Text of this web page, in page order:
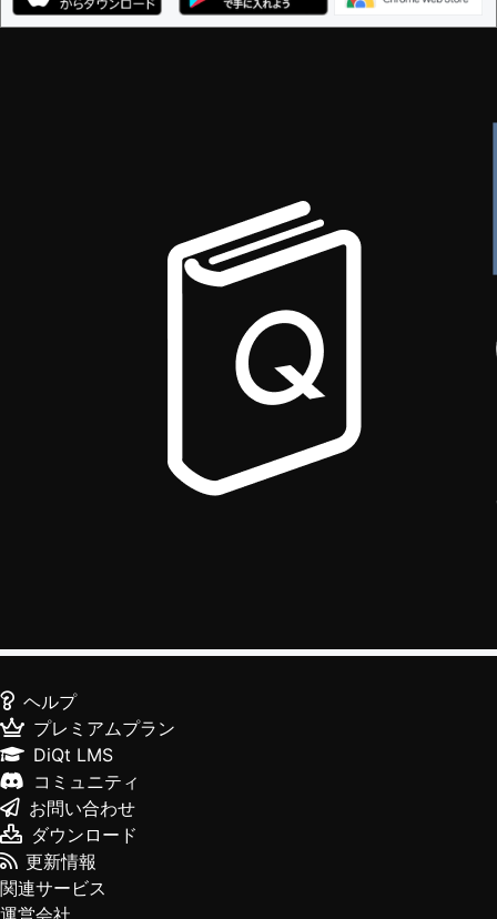
ヘルプ
プレミアムプラン
DiQt LMS
コミュニティ
お問い合わせ
ダウンロード
更新情報
関連サービス
運営会社